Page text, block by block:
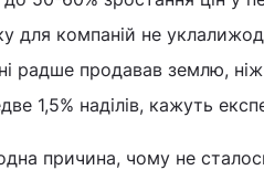
для компаній не уклали
радше продавав землю,
1,5% наділів, кажуть
причина, чому не